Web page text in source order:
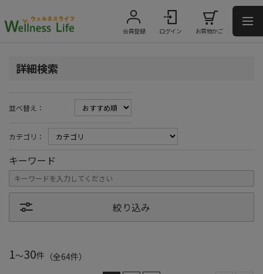
会員登録 ログイン お買物かご
詳細検索
並べ替え：
カテゴリ：
キーワード
絞り込み
1～30件 （全64件）